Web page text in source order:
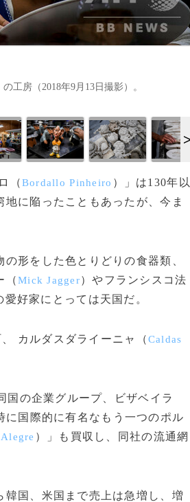
工房（2018年9月13日撮影）。
（Bordallo Pinheiro ）」は130年以
に陥ったこともあったが、今ま
形をした色とりどりの食器類、
（Mick Jagger）やフランシスコ法
好家にとっては天国だ。
カルダスダライーニャ（Caldas
の企業グループ、ビザベイラ
に国際的に有名なもう一つのポル
）」も買収し、同社の流通網
国、米国まで売上は急増し、増